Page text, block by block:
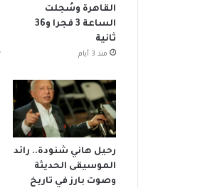
القاهرة وسُجلت
الساعة 3 فجرا و36
ثانية
منذ 3 أيام
رحيل هاني شنودة.. رائد
الموسيقى الحديثة
وصوت بارز في تاريخ